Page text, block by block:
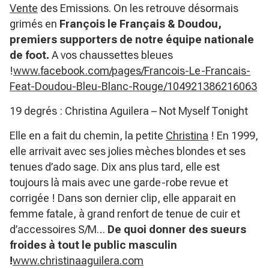
Vente des Emissions. On les retrouve désormais
grimés en François le Français & Doudou,
premiers supporters de notre équipe nationale
de foot. A vos chaussettes bleues
!www.facebook.com/pages/Francois-Le-Francais-
Feat-Doudou-Bleu-Blanc-Rouge/104921386216063
19 degrés : Christina Aguilera – Not Myself Tonight
Elle en a fait du chemin, la petite Christina ! En 1999,
elle arrivait avec ses jolies mèches blondes et ses
tenues d’ado sage. Dix ans plus tard, elle est
toujours là mais avec une garde-robe revue et
corrigée ! Dans son dernier clip, elle apparait en
femme fatale, à grand renfort de tenue de cuir et
d’accessoires S/M… De quoi donner des sueurs
froides à tout le public masculin
!www.christinaaguilera.com